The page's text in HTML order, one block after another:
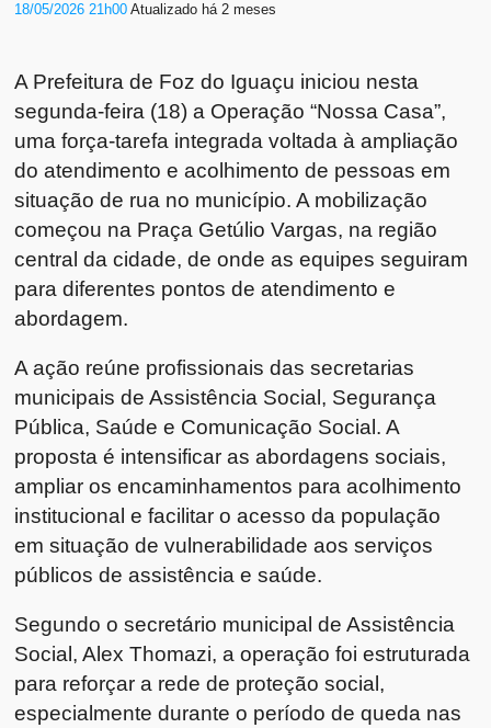
18/05/2026 21h00Atualizado há 2 meses
A Prefeitura de Foz do Iguaçu iniciou nesta
segunda-feira (18) a Operação “Nossa Casa”,
uma força-tarefa integrada voltada à ampliação
do atendimento e acolhimento de pessoas em
situação de rua no município. A mobilização
começou na Praça Getúlio Vargas, na região
central da cidade, de onde as equipes seguiram
para diferentes pontos de atendimento e
abordagem.
A ação reúne profissionais das secretarias
municipais de Assistência Social, Segurança
Pública, Saúde e Comunicação Social. A
proposta é intensificar as abordagens sociais,
ampliar os encaminhamentos para acolhimento
institucional e facilitar o acesso da população
em situação de vulnerabilidade aos serviços
públicos de assistência e saúde.
Segundo o secretário municipal de Assistência
Social, Alex Thomazi, a operação foi estruturada
para reforçar a rede de proteção social,
especialmente durante o período de queda nas